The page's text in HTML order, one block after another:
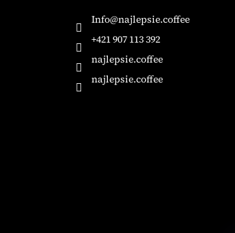
Info@najlepsie.coffee
+421 907 113 392
najlepsie.coffee
najlepsie.coffee